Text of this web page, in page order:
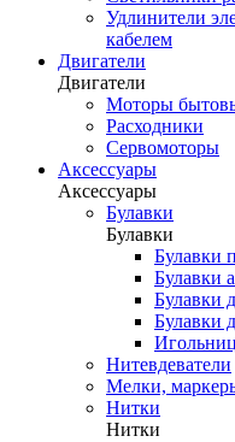
Удлинители
кабелем
Двигатели
Двигатели
Моторы
Расходники
Сервомоторы
Аксессуары
Аксессуары
Булавки
Булавки
Булавки
Булавки
Булавки
Булавки
Нитевдеватели
Мелки,
Нитки
Нитки